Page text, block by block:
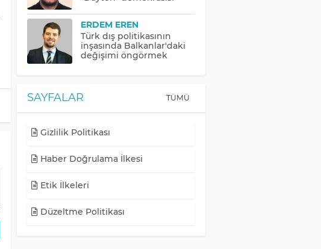
ERDEM EREN
Türk dış politikasının
inşasında Balkanlar'daki
değişimi öngörmek
SAYFALAR TÜMÜ
Gizlilik Politikası
Haber Doğrulama İlkesi
Etik İlkeleri
Düzeltme Politikası